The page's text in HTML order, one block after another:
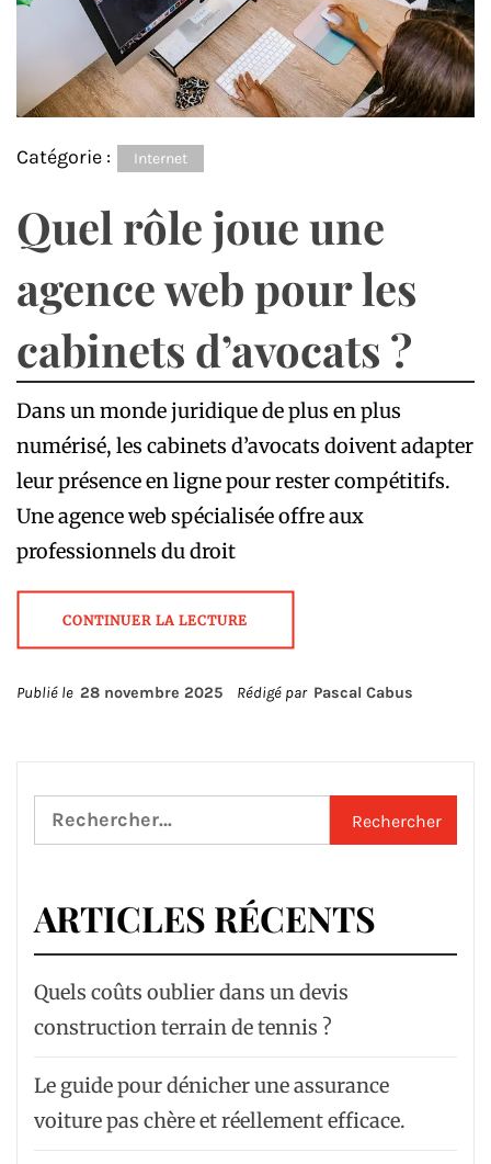
Catégorie : Internet
Quel rôle joue une
agence web pour les
cabinets d’avocats ?
Dans un monde juridique de plus en plus
numérisé, les cabinets d’avocats doivent adapter
leur présence en ligne pour rester compétitifs.
Une agence web spécialisée offre aux
professionnels du droit
CONTINUER LA LECTURE
Publié le 28 novembre 2025 Rédigé par Pascal Cabus
Rechercher :
ARTICLES RÉCENTS
Quels coûts oublier dans un devis
construction terrain de tennis ?
Le guide pour dénicher une assurance
voiture pas chère et réellement efficace.